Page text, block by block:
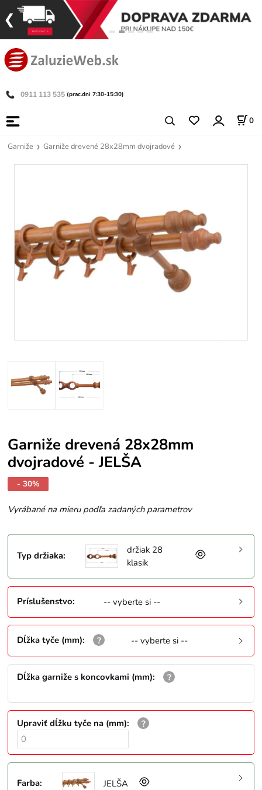
0911 113 535 (prac.dni 7:30-15:30)
0
Garniže Garniže drevené 28x28mm dvojradové
Garniže drevená 28x28mm
dvojradové - JELŠA
- 30%
Vyrábané na mieru podľa zadaných parametrov
Typ držiaka:
držiak 28
klasik
Príslušenstvo: -- vyberte si --
Dĺžka tyče (mm): -- vyberte si --
Dĺžka garniže s koncovkami (mm):
Upraviť dĺžku tyče na (mm):
Farba: JELŠA